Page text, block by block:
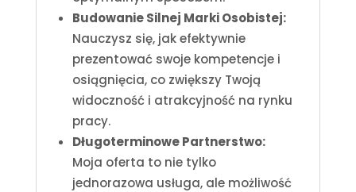
Budowanie Silnej Marki Osobistej:
Nauczysz się, jak efektywnie
prezentować swoje kompetencje i
osiągnięcia, co zwiększy Twoją
widoczność i atrakcyjność na rynku
pracy.
Długoterminowe Partnerstwo:
Moja oferta to nie tylko
jednorazowa usługa, ale możliwość